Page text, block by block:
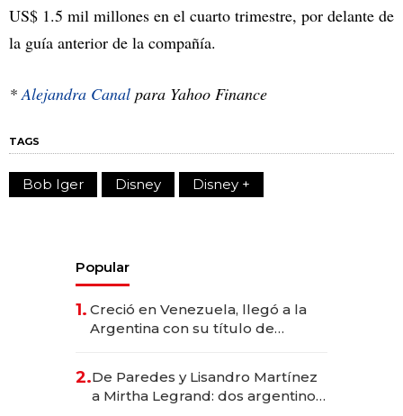
US$ 1.5 mil millones en el cuarto trimestre, por delante de
la guía anterior de la compañía.
* Alejandra Canal para Yahoo Finance
TAGS
Bob Iger Disney Disney +
Popular
1. Creció en Venezuela, llegó a la
Argentina con su título de
las marcas "fast premium"
2.De Paredes y Lisandro Martínez
a Mirtha Legrand: dos argentinos